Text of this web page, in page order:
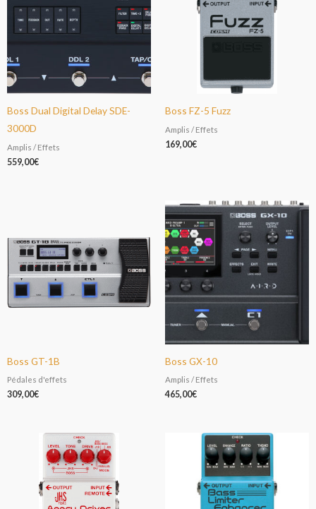
Boss Dual Digital Delay SDE-
3000D
Amplis / Effets
559,00€
Boss FZ-5 Fuzz
Amplis / Effets
169,00€
Boss GT-1B
Pédales d'effets
309,00€
Boss GX-10
Amplis / Effets
465,00€